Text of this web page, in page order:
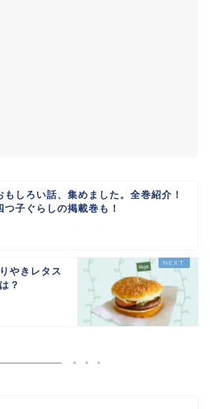
もしろい話、集めました。全巻紹介！
つ子ぐらしの掲載巻も！
やきレタス
？